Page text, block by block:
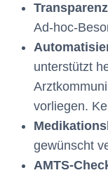
Ad-hoc-
unterstützt
vorliegen.
gewünscht
AMTS-